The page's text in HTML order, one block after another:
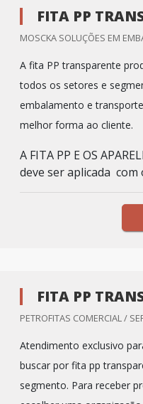
FITA PP
MOSCKA SOLUÇÕES EM
A fita PP transparente
todos os setores e
embalamento e
melhor forma ao cliente.
A FITA PP E OS
deve ser aplicada com
FITA PP
PETROFITAS COMERCIAL /
Atendimento exclusivo
buscar por fita pp
segmento. Para receber